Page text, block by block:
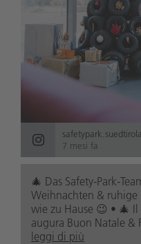
7 mesi fa
🎄 Das Safety-Park-
Weihnachten & ruhige
wie zu Hause 😉 • 🎄 Il
augura Buon Natale &
leggi di più